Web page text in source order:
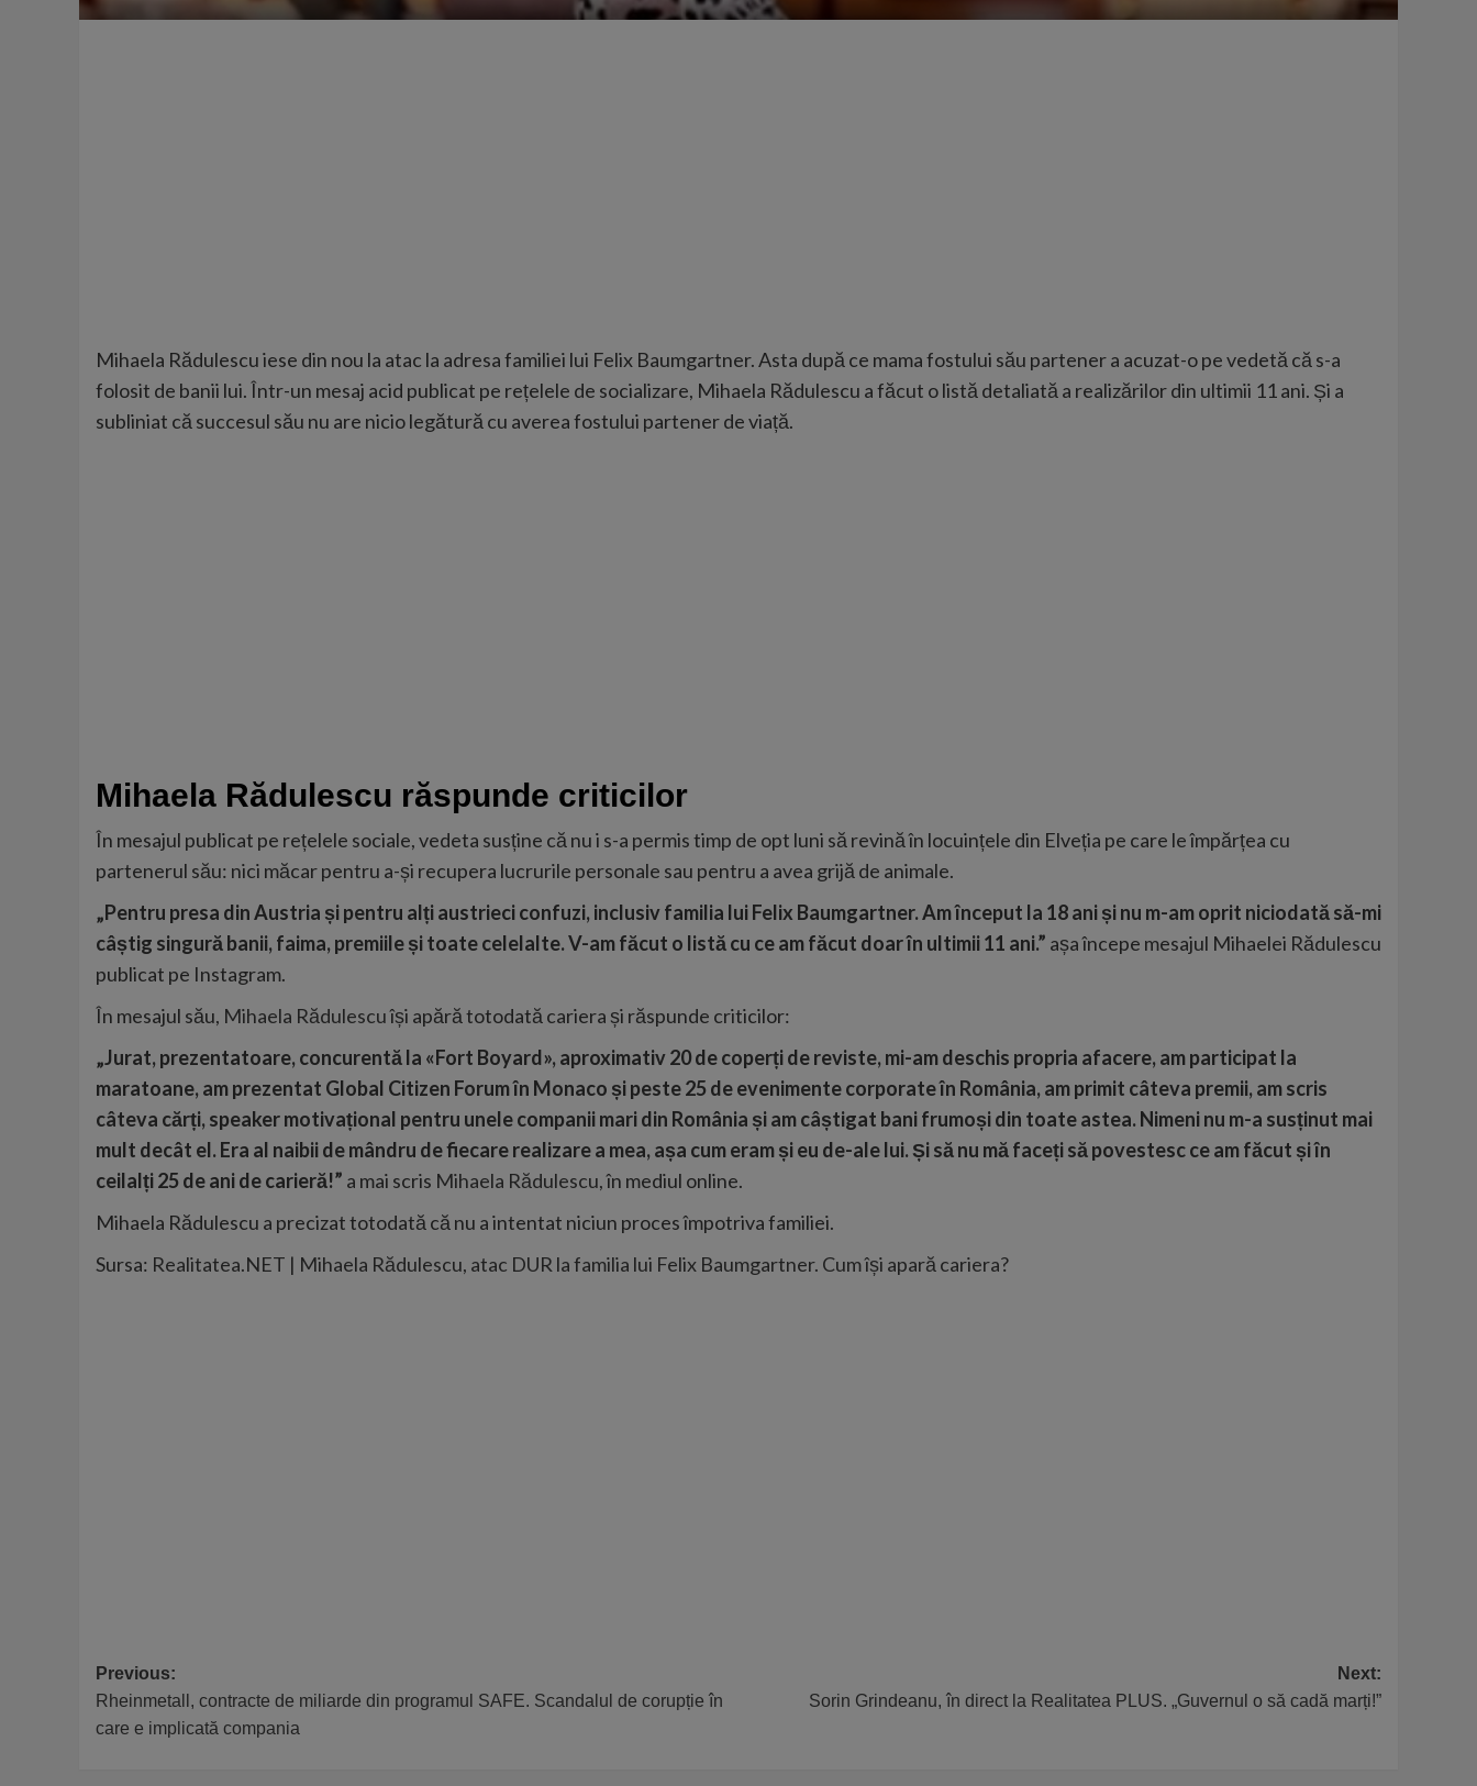
Mihaela Rădulescu iese din nou la atac la adresa familiei lui Felix Baumgartner. Asta după ce mama fostului său partener a acuzat-o pe vedetă că s-a
folosit de banii lui. Într-un mesaj acid publicat pe rețelele de socializare, Mihaela Rădulescu a făcut o listă detaliată a realizărilor din ultimii 11 ani. Și a
subliniat că succesul său nu are nicio legătură cu averea fostului partener de viață.
Mihaela Rădulescu răspunde criticilor
În mesajul publicat pe rețelele sociale, vedeta susține că nu i s-a permis timp de opt luni să revină în locuințele din Elveția pe care le împărțea cu
partenerul său: nici măcar pentru a-și recupera lucrurile personale sau pentru a avea grijă de animale.
„Pentru presa din Austria și pentru alți austrieci confuzi, inclusiv familia lui Felix Baumgartner. Am început la 18 ani și nu m-am oprit niciodată să-mi
câștig singură banii, faima, premiile și toate celelalte. V-am făcut o listă cu ce am făcut doar în ultimii 11 ani.” așa începe mesajul Mihaelei Rădulescu
publicat pe Instagram.
În mesajul său, Mihaela Rădulescuîși apără totodată cariera și răspunde criticilor:
„Jurat, prezentatoare, concurentă la «Fort Boyard», aproximativ 20 de coperți de reviste, mi-am deschis propria afacere, am participat la
maratoane, am prezentat Global Citizen Forum în Monaco și peste 25 de evenimente corporate în România, am primit câteva premii, am scris
câteva cărți, speaker motivațional pentru unele companii mari din România și am câștigat bani frumoși din toate astea. Nimeni nu m-a susținut mai
mult decât el. Era al naibii de mândru de fiecare realizare a mea, așa cum eram și eu de-ale lui. Și să nu mă faceți să povestesc ce am făcut și în
ceilalți 25 de ani de carieră!” a mai scris Mihaela Rădulescu,în mediul online.
Mihaela Rădulescu a precizat totodată că nu a intentat niciun proces împotriva familiei.
Sursa: Realitatea.NET | Mihaela Rădulescu, atac DUR la familia lui Felix Baumgartner. Cum își apară cariera?
Post
navigation
Previous:
Rheinmetall, contracte de miliarde din programul SAFE. Scandalul de corupție în
care e implicată compania
Next:
Sorin Grindeanu, în direct la Realitatea PLUS. „Guvernul o să cadă marți!”